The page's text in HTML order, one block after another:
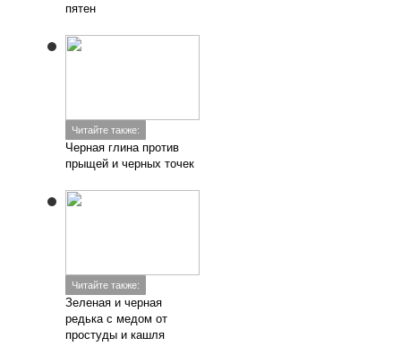
пятен
Читайте также:
Черная глина против
прыщей и черных точек
Читайте также:
Зеленая и черная
редька с медом от
простуды и кашля